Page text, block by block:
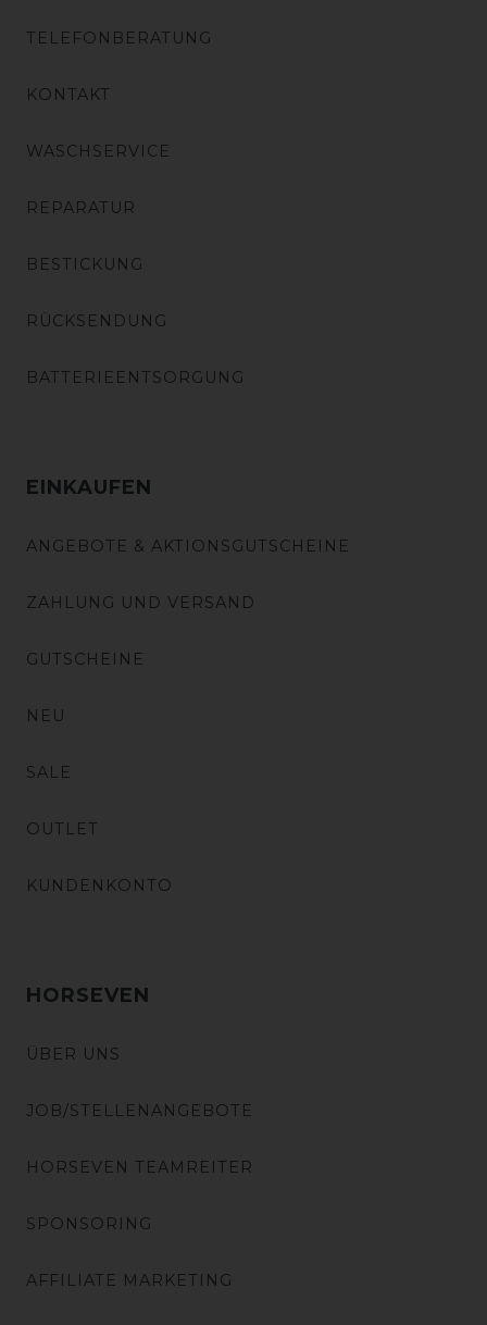
TELEFONBERATUNG
KONTAKT
WASCHSERVICE
REPARATUR
BESTICKUNG
RÜCKSENDUNG
BATTERIEENTSORGUNG
EINKAUFEN
ANGEBOTE & AKTIONSGUTSCHEINE
ZAHLUNG UND VERSAND
GUTSCHEINE
NEU
SALE
OUTLET
KUNDENKONTO
HORSEVEN
ÜBER UNS
JOB/STELLENANGEBOTE
HORSEVEN TEAMREITER
SPONSORING
AFFILIATE MARKETING